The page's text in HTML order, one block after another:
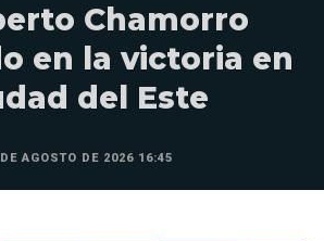
Chamorro
en la victoria en
del Este
AGOSTO DE 2026 16:45